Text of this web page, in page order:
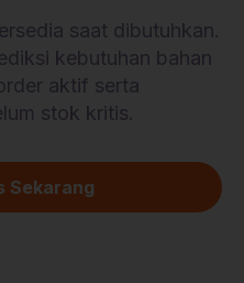
saat dibutuhkan.
kebutuhan bahan
aktif serta
stok kritis.
Sekarang